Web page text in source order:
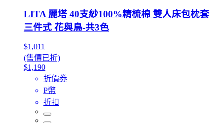
LITA 麗塔 40支紗100%精梳棉 雙人床包枕套
三件式 花與鳥-共3色
$1,011
(售價已折)
$1,190
折價券
P幣
折扣